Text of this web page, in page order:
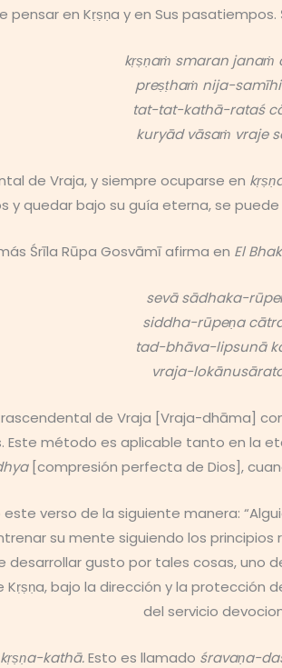
en Kṛṣṇa y en Sus
kṛṣṇaṁ smaran janaṁ
preṣṭhaṁ nija-
tat-tat-kathā-rataś
kuryād vāsaṁ vraje
de Vraja, y siempre ocuparse en
quedar bajo su guía eterna, se
Śrīla Rūpa Gosvāmī afirma en El
sevā sādhaka-
siddha-rūpeṇa
tad-bhāva-lipsunā
vraja-
de Vraja [Vraja-dhāma]
Este método es aplicable tanto en la
[compresión perfecta de Dios],
verso de la siguiente manera:
su mente siguiendo los principios
gusto por tales cosas,
bajo la dirección y la
del servicio
kṛṣṇa-kathā.Esto es llamado śravaṇa-